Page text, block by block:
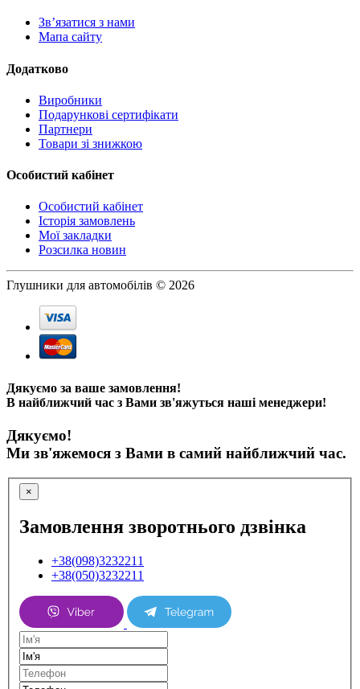
Зв’язатися з нами
Мапа сайту
Додатково
Виробники
Подарункові сертифікати
Партнери
Товари зі знижкою
Особистий кабінет
Особистий кабінет
Історія замовлень
Мої закладки
Розсилка новин
Глушники для автомобілів © 2026
Дякуємо за ваше замовлення!
В найближчий час з Вами зв'яжуться наші менеджери!
Дякуємо!
Ми зв'яжемося з Вами в самий найближчий час.
×
Замовлення зворотнього дзвінка
+38(098)3232211
+38(050)3232211